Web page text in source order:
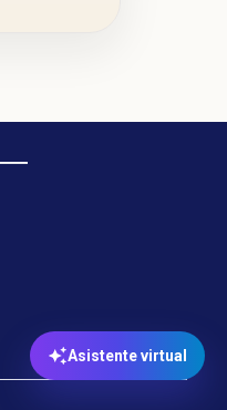
Asistente virtual